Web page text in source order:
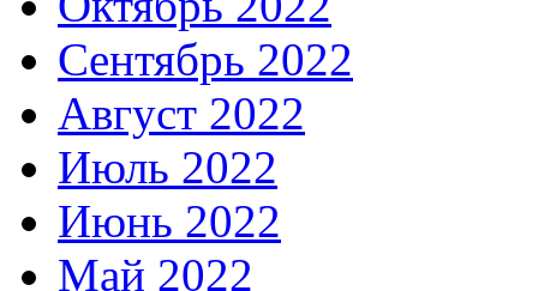
Сентябрь 2022
Август 2022
Июль 2022
Июнь 2022
Май 2022